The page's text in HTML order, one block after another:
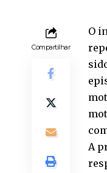
Compartilhar
O
A